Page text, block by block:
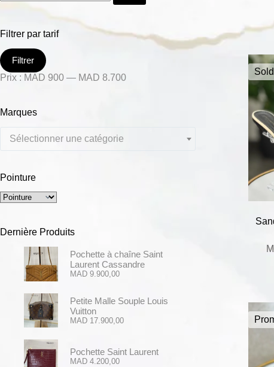
Filtrer par tarif
Filtrer
Prix : MAD 900 — MAD 8.700
Marques
Sélectionner une catégorie
Pointure
Dernière Produits
Pochette à chaîne Saint
Laurent Cassandre
MAD 9.900,00
Petite Malle Souple Louis
Vuitton
MAD 17.900,00
Pochette Saint Laurent
MAD 4.200,00